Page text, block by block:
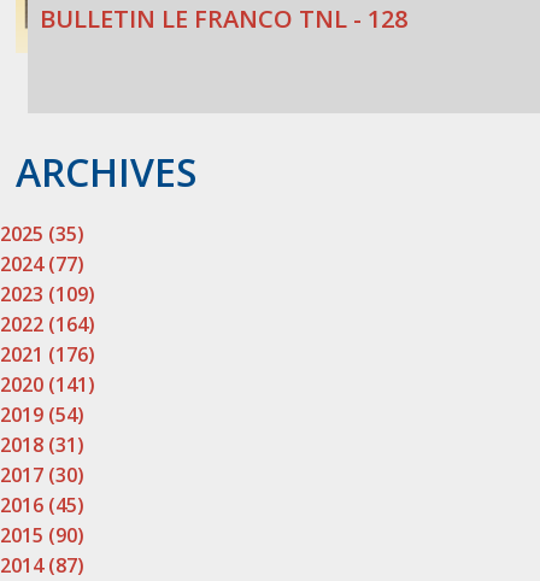
BULLETIN LE FRANCO TNL - 128
ARCHIVES
2025 (35)
2024 (77)
2023 (109)
2022 (164)
2021 (176)
2020 (141)
2019 (54)
2018 (31)
2017 (30)
2016 (45)
2015 (90)
2014 (87)